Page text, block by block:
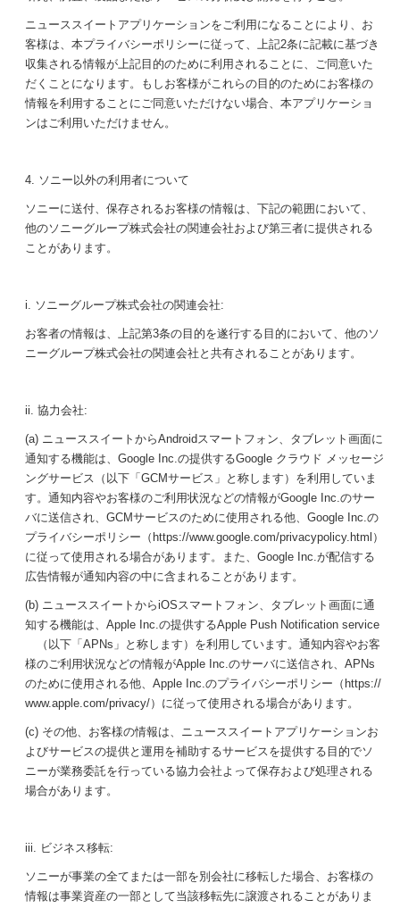
ニューススイートアプリケーションをご利用になることにより、お
客様は、本プライバシーポリシーに従って、上記2条に記載に基づき
収集される情報が上記目的のために利用されることに、ご同意いた
だくことになります。もしお客様がこれらの目的のためにお客様の
情報を利用することにご同意いただけない場合、本アプリケーショ
ンはご利用いただけません。
4. ソニー以外の利用者について
ソニーに送付、保存されるお客様の情報は、下記の範囲において、
他のソニーグループ株式会社の関連会社および第三者に提供される
ことがあります。
i. ソニーグループ株式会社の関連会社:
お客者の情報は、上記第3条の目的を遂行する目的において、他のソ
ニーグループ株式会社の関連会社と共有されることがあります。
ii. 協力会社:
(a) ニューススイートからAndroidスマートフォン、タブレット画面に
通知する機能は、Google Inc.の提供するGoogle クラウド メッセージ
ングサービス（以下「GCMサービス」と称します）を利用していま
す。通知内容やお客様のご利用状況などの情報がGoogle Inc.のサー
バに送信され、GCMサービスのために使用される他、Google Inc.の
プライバシーポリシー（https://www.google.com/privacypolicy.html）
に従って使用される場合があります。また、Google Inc.が配信する
広告情報が通知内容の中に含まれることがあります。
(b) ニューススイートからiOSスマートフォン、タブレット画面に通
知する機能は、Apple Inc.の提供するApple Push Notification service
（以下「APNs」と称します）を利用しています。通知内容やお客
様のご利用状況などの情報がApple Inc.のサーバに送信され、APNs
のために使用される他、Apple Inc.のプライバシーポリシー（https://
www.apple.com/privacy/）に従って使用される場合があります。
(c) その他、お客様の情報は、ニューススイートアプリケーションお
よびサービスの提供と運用を補助するサービスを提供する目的でソ
ニーが業務委託を行っている協力会社よって保存および処理される
場合があります。
iii. ビジネス移転:
ソニーが事業の全てまたは一部を別会社に移転した場合、お客様の
情報は事業資産の一部として当該移転先に譲渡されることがありま